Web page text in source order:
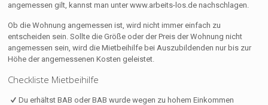
angemessen gilt, kannst man unter www.arbeits-los.de nachschlagen.
Ob die Wohnung angemessen ist, wird nicht immer einfach zu
entscheiden sein. Sollte die Größe oder der Preis der Wohnung nicht
angemessen sein, wird die Mietbeihilfe bei Auszubildenden nur bis zur
Höhe der angemessenen Kosten geleistet.
Checkliste Mietbeihilfe
Du erhältst BAB oder BAB wurde wegen zu hohem Einkommen